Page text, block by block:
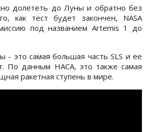
долететь до Луны и обратно без
как тест будет закончен, NASA
под названием Artemis 1 до
- это самая большая часть SLS и ее
По данным НАСА, это также самая
ракетная ступень в мире.